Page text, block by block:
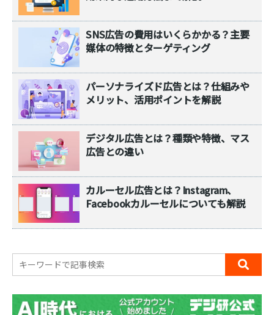
SNS広告の費用はいくらかかる？主要
媒体の特徴とターゲティング
パーソナライズド広告とは？仕組みや
メリット、活用ポイントを解説
デジタル広告とは？種類や特徴、マス
広告との違い
カルーセル広告とは？Instagram、
Facebookカルーセルについても解説